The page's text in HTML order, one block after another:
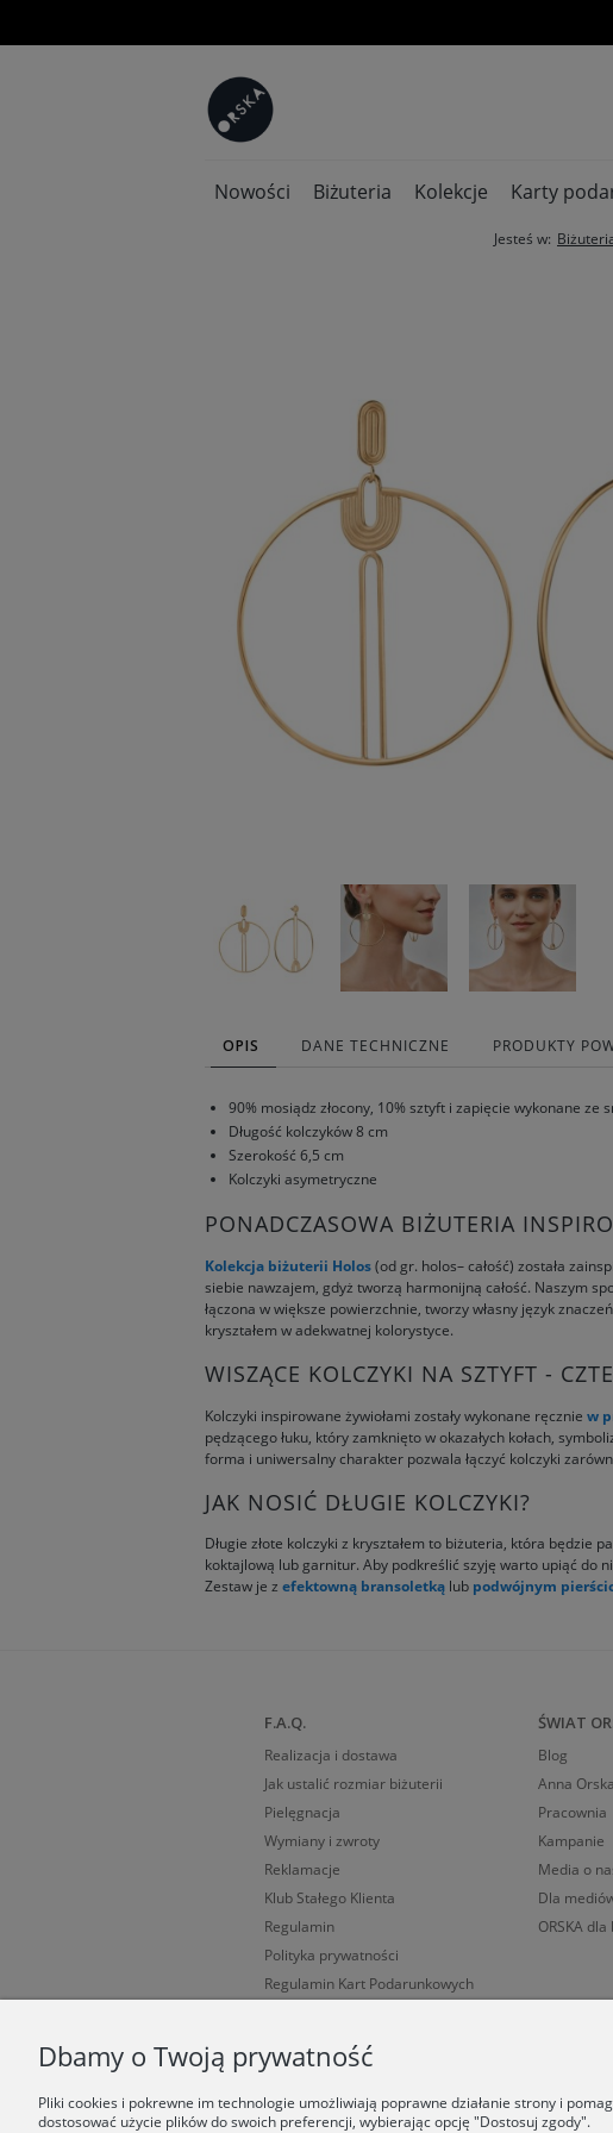
Nowości Biżuteria Kolekcje Karty
Jesteś w:
OPIS DANE TECHNICZNE PRODUKTY
90% mosiądz złocony, 10% sztyft i zapięcie wykonane ze
Długość kolczyków 8 cm
Szerokość 6,5 cm
Kolczyki asymetryczne
PONADCZASOWA BIŻUTERIA
Kolekcja biżuterii Holos(od gr. holos– całość) została
siebie nawzajem, gdyż tworzą harmonijną całość. Naszym
łączona w większe powierzchnie, tworzy własny język
kryształem w adekwatnej kolorystyce.
WISZĄCE KOLCZYKI NA SZTYFT -
Kolczyki inspirowane żywiołami zostały wykonane ręcznie w
pędzącego łuku, który zamknięto w okazałych kołach,
forma i uniwersalny charakter pozwala łączyć kolczyki
JAK NOSIĆ DŁUGIE KOLCZYKI?
Długie złote kolczyki z kryształem to biżuteria, która będzie
koktajlową lub garnitur. Aby podkreślić szyję warto upiąć do
Zestaw je z efektowną bransoletką lub podwójnym
F.A.Q.
Realizacja i dostawa
Jak ustalić rozmiar biżuterii
Pielęgnacja
Wymiany i zwroty
Reklamacje
Klub Stałego Klienta
Regulamin
Polityka prywatności
Regulamin Kart Podarunkowych
ŚWIAT
Blog
Anna Orska
Pracownia
Kampanie
Media o
Dla
ORSKA
Dbamy o Twoją prywatność
Pliki cookies i pokrewne im technologie umożliwiają poprawne działanie strony i
dostosować użycie plików do swoich preferencji, wybierając opcję "Dostosuj zgody".